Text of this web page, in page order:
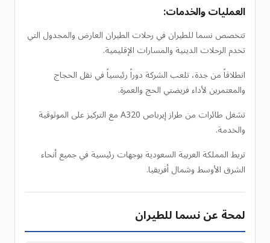
العمليات والخدمات:
تتخصص نسما للطيران في رحلات الطيران العارض والمجدول التي
تخدم الرحلات الدينية والمسارات الإقليمية.
انطلاقاً من جدة، تلعب الشركة دوراً رئيسياً في نقل الحجاج
والمعتمرين لأداء فريضتي الحج والعمرة.
تشغل طائرات من طراز إيرباص A320 مع التركيز على الموثوقية
والخدمة.
تربط المملكة العربية السعودية بوجهات رئيسية في جميع أنحاء
الشرق الأوسط وشمال أفريقيا.
لمحة عن نسما للطيران